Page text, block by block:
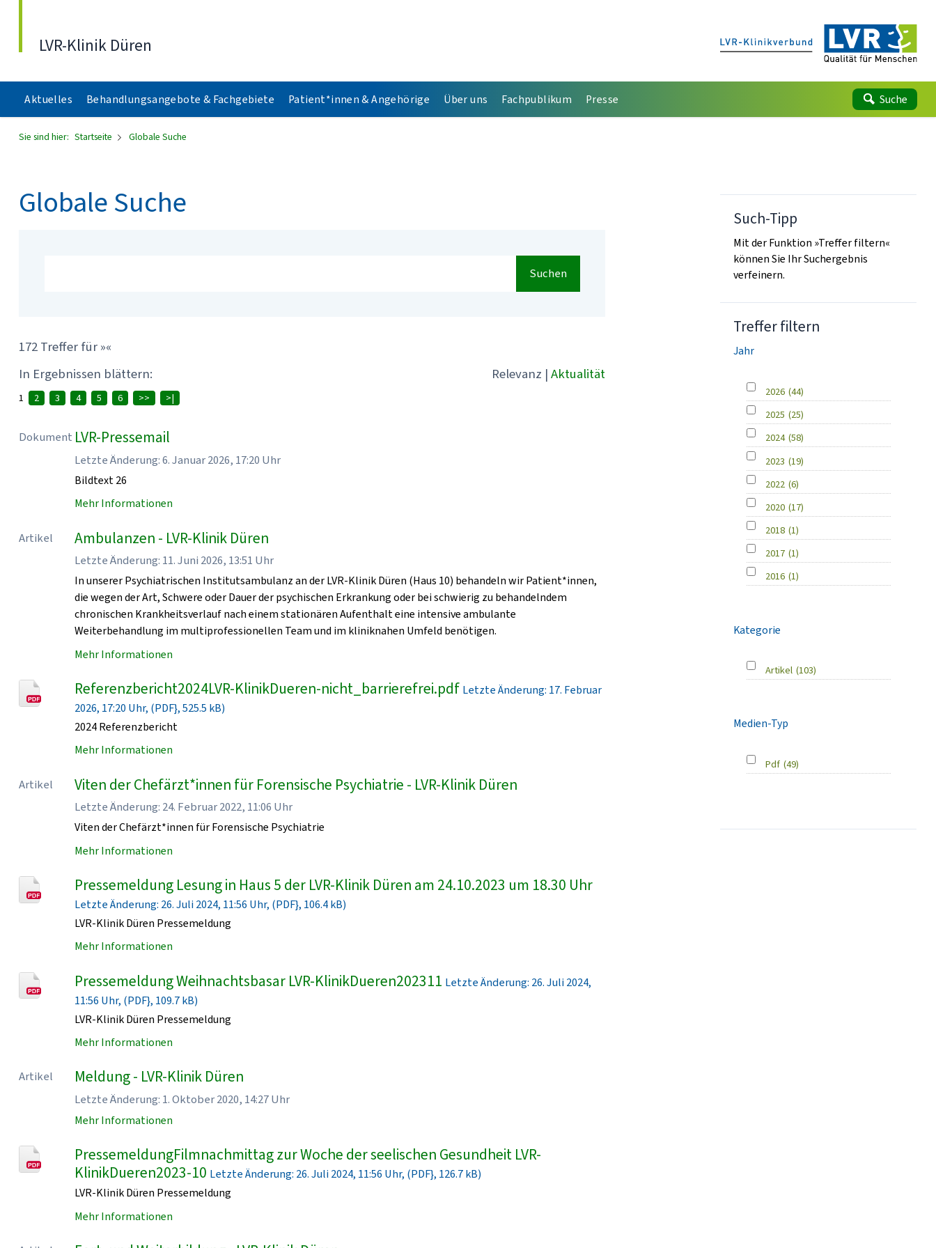
LVR-Klinik Düren
Aktuelles Behandlungsangebote & Fachgebiete Patient*innen & Angehörige Über uns Fachpublikum Presse Suche
Sie sind hier: Startseite Globale Suche
Globale Suche
Suchen
172 Treffer für »«
In Ergebnissen blättern:
Relevanz | Aktualität
1 2 3 4 5 6 >> >|
Dokument LVR-Pressemail
Letzte Änderung: 6. Januar 2026, 17:20 Uhr
Bildtext 26
Mehr Informationen
Artikel Ambulanzen - LVR-Klinik Düren
Letzte Änderung: 11. Juni 2026, 13:51 Uhr
In unserer Psychiatrischen Institutsambulanz an der LVR-Klinik Düren (Haus 10) behandeln wir Patient*innen,
die wegen der Art, Schwere oder Dauer der psychischen Erkrankung oder bei schwierig zu behandelndem
chronischen Krankheitsverlauf nach einem stationären Aufenthalt eine intensive ambulante
Weiterbehandlung im multiprofessionellen Team und im kliniknahen Umfeld benötigen.
Mehr Informationen
Referenzbericht2024LVR-KlinikDueren-nicht_barrierefrei.pdf Letzte Änderung: 17. Februar
2026, 17:20 Uhr, (PDF}, 525.5 kB)
2024 Referenzbericht
Mehr Informationen
Artikel Viten der Chefärzt*innen für Forensische Psychiatrie - LVR-Klinik Düren
Letzte Änderung: 24. Februar 2022, 11:06 Uhr
Viten der Chefärzt*innen für Forensische Psychiatrie
Mehr Informationen
Pressemeldung Lesung in Haus 5 der LVR-Klinik Düren am 24.10.2023 um 18.30 Uhr
Letzte Änderung: 26. Juli 2024, 11:56 Uhr, (PDF}, 106.4 kB)
LVR-Klinik Düren Pressemeldung
Mehr Informationen
Pressemeldung Weihnachtsbasar LVR-KlinikDueren202311 Letzte Änderung: 26. Juli 2024,
11:56 Uhr, (PDF}, 109.7 kB)
LVR-Klinik Düren Pressemeldung
Mehr Informationen
Artikel Meldung - LVR-Klinik Düren
Letzte Änderung: 1. Oktober 2020, 14:27 Uhr
Mehr Informationen
PressemeldungFilmnachmittag zur Woche der seelischen Gesundheit LVR-
KlinikDueren2023-10 Letzte Änderung: 26. Juli 2024, 11:56 Uhr, (PDF}, 126.7 kB)
LVR-Klinik Düren Pressemeldung
Mehr Informationen
Such-Tipp
Mit der Funktion »Treffer filtern«
können Sie Ihr Suchergebnis
verfeinern.
Treffer filtern
Jahr
2026 (44)
2025 (25)
2024 (58)
2023 (19)
2022 (6)
2020 (17)
2018 (1)
2017 (1)
2016 (1)
Kategorie
Artikel (103)
Medien-Typ
Pdf (49)